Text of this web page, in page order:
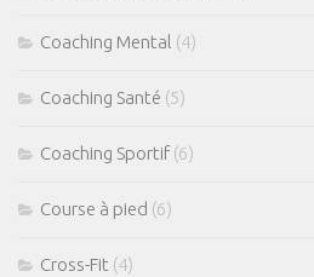
Coaching Mental (4)
Coaching Santé (5)
Coaching Sportif(6)
Course à pied (6)
Cross-Fit (4)